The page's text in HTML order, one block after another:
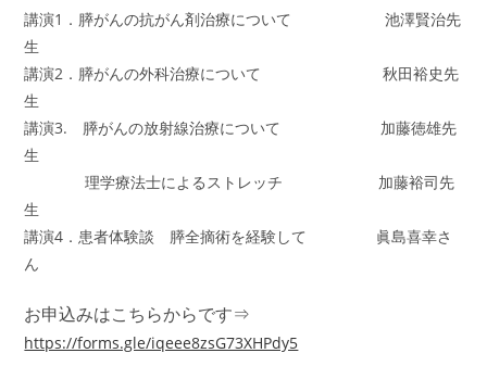
講演1．膵がんの抗がん剤治療について 池澤賢治先
生
講演2．膵がんの外科治療について 秋田裕史先
生
講演3. 膵がんの放射線治療について 加藤徳雄先
生
理学療法士によるストレッチ 加藤裕司先
生
講演4．患者体験談 膵全摘術を経験して 眞島喜幸さ
ん
お申込みはこちらからです⇒
https://forms.gle/iqeee8zsG73XHPdy5